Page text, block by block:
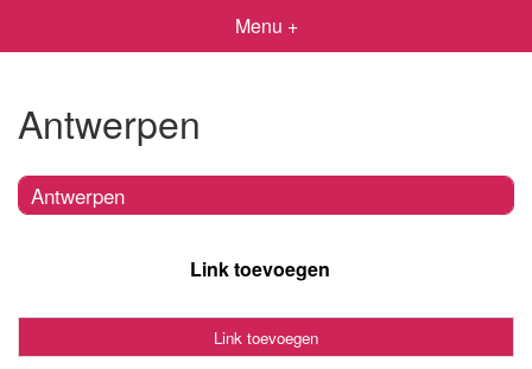
Menu +
Antwerpen
Antwerpen
Link toevoegen
Link toevoegen